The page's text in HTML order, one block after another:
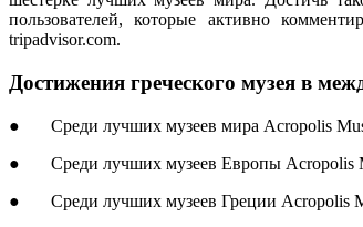
пользователей, которые активно
tripadvisor.com.
Достижения греческого музея в
● Среди лучших музеев мира Acropolis
● Среди лучших музеев Европы Acropolis
● Среди лучших музеев Греции Acropolis